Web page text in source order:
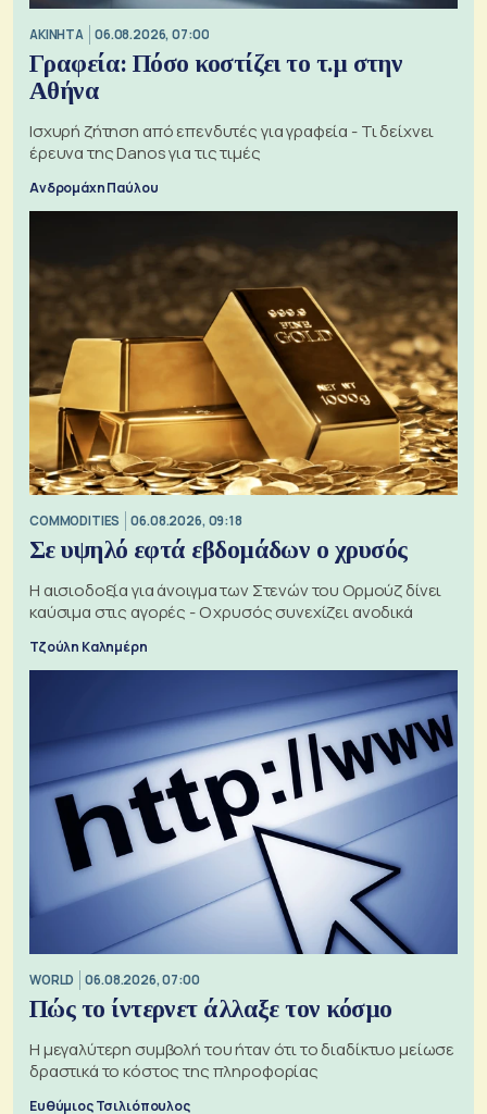
ΑΚΙΝΗΤΑ 06.08.2026, 07:00
Γραφεία: Πόσο κοστίζει το τ.μ στην
Αθήνα
Ισχυρή ζήτηση από επενδυτές για γραφεία - Τι δείχνει
έρευνα της Danos για τις τιμές
Ανδρομάχη Παύλου
COMMODITIES 06.08.2026, 09:18
Σε υψηλό εφτά εβδομάδων ο χρυσός
Η αισιοδοξία για άνοιγμα των Στενών του Ορμούζ δίνει
καύσιμα στις αγορές - Ο χρυσός συνεχίζει ανοδικά
Τζούλη Καλημέρη
WORLD 06.08.2026, 07:00
Πώς το ίντερνετ άλλαξε τον κόσμο
Η μεγαλύτερη συμβολή του ήταν ότι το διαδίκτυο μείωσε
δραστικά το κόστος της πληροφορίας
Ευθύμιος Τσιλιόπουλος